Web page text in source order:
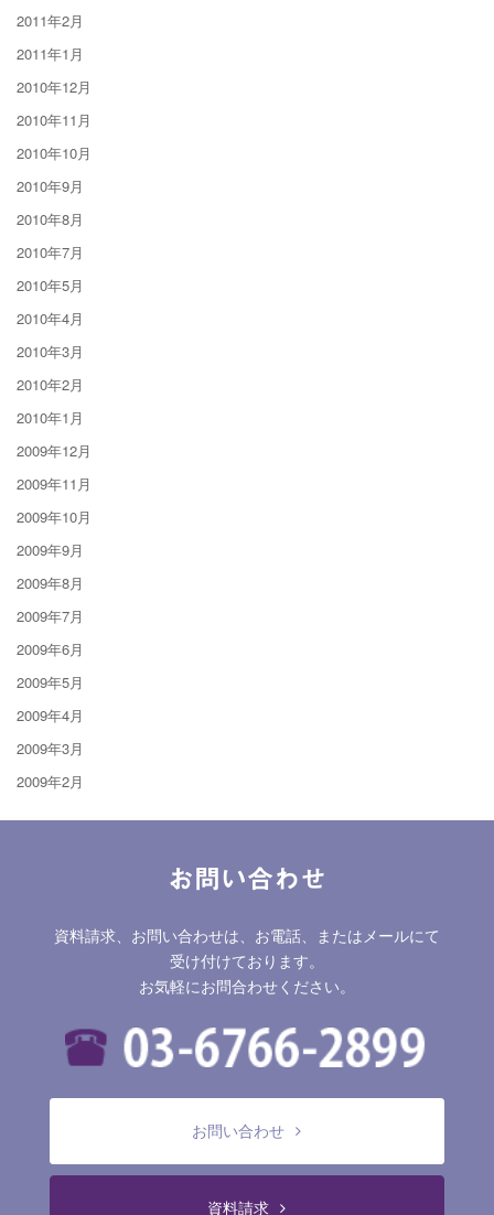
2011年2月
2011年1月
2010年12月
2010年11月
2010年10月
2010年9月
2010年8月
2010年7月
2010年5月
2010年4月
2010年3月
2010年2月
2010年1月
2009年12月
2009年11月
2009年10月
2009年9月
2009年8月
2009年7月
2009年6月
2009年5月
2009年4月
2009年3月
2009年2月
お問い合わせ
資料請求、お問い合わせは、お電話、またはメールにて
受け付けております。
お気軽にお問合わせください。
お問い合わせ
資料請求